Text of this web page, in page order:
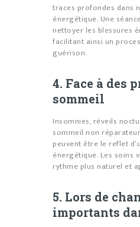
traces profondes dans
énergétique. Une
nettoyer les blessures
facilitant ainsi un
guérison.
4. Face à des
sommeil
Insomnies, réveils
sommeil non
peuvent être le reflet
énergétique. Les soins
rythme plus naturel et
5. Lors de
importants